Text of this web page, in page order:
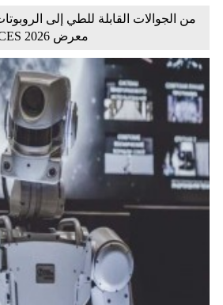
من الجوالات القابلة للطي إلى
معرض CES 2026